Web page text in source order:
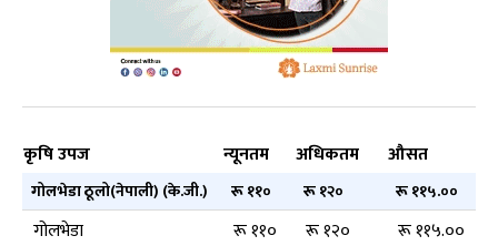
कृषि उपज न्यूनतम अधिकतम औसत
गोलभेडा ठूलो(नेपाली) (के.जी.) रू ११० रू १२० रू ११५.००
गोलभेडा रू ११० रू १२० रू ११५.००